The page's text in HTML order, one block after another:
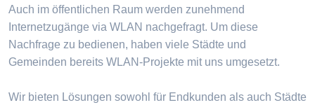
Auch im öffentlichen Raum werden zunehmend
Internetzugänge via WLAN nachgefragt. Um diese
Nachfrage zu bedienen, haben viele Städte und
Gemeinden bereits WLAN-Projekte mit uns umgesetzt.
Wir bieten Lösungen sowohl für Endkunden als auch Städte